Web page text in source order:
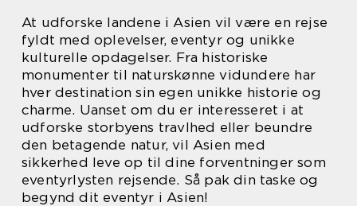
At udforske landene i Asien vil være en rejse
fyldt med oplevelser, eventyr og unikke
kulturelle opdagelser. Fra historiske
monumenter til naturskønne vidundere har
hver destination sin egen unikke historie og
charme. Uanset om du er interesseret i at
udforske storbyens travlhed eller beundre
den betagende natur, vil Asien med
sikkerhed leve op til dine forventninger som
eventyrlysten rejsende. Så pak din taske og
begynd dit eventyr i Asien!